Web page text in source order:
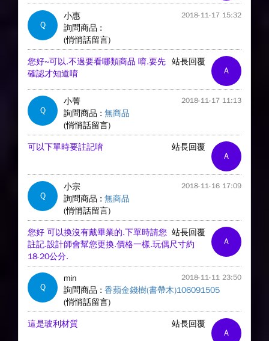
Q
小惠 2018-11-17 15:32
詢問商品 :
(悄悄話留言)
A
站長回覆
您好~可以.不過要看哪類商品 唷.要先
確認才知道唷
Q
小菁 2018-11-17 11:13
詢問商品 : 無商品
(悄悄話留言)
A
站長回覆
可以下單時要註記唷
Q
小宗 2018-11-16 17:09
詢問商品 : 無商品
(悄悄話留言)
A
站長回覆
您好 可以換沒有戴畢業的.下單時請您
註記.設計師會幫您更換.價格一樣.玩偶尺寸約
18-20公分.
Q
min 2018-11-11 23:50
詢問商品 : 香蘋金錢樹(書帶木)106091505
(悄悄話留言)
A
站長回覆
這是玻利材質